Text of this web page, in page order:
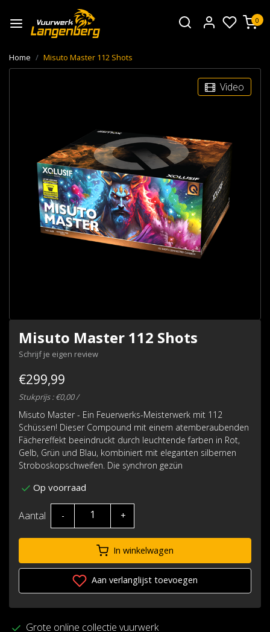
0
Home Misuto Master 112 Shots
Video
Misuto Master 112 Shots
Schrijf je eigen review
€299,99
Stukprijs : €0,00 /
Misuto Master - Ein Feuerwerks-Meisterwerk mit 112
Schüssen! Dieser Compound mit einem atemberaubenden
Fächereffekt beeindruckt durch leuchtende farben in Rot,
Gelb, Grün und Blau, kombiniert mit eleganten silbernen
Stroboskopschweifen. Die synchron gezün
Op voorraad
Aantal - +
In winkelwagen
Aan verlanglijst toevoegen
Grote online collectie vuurwerk